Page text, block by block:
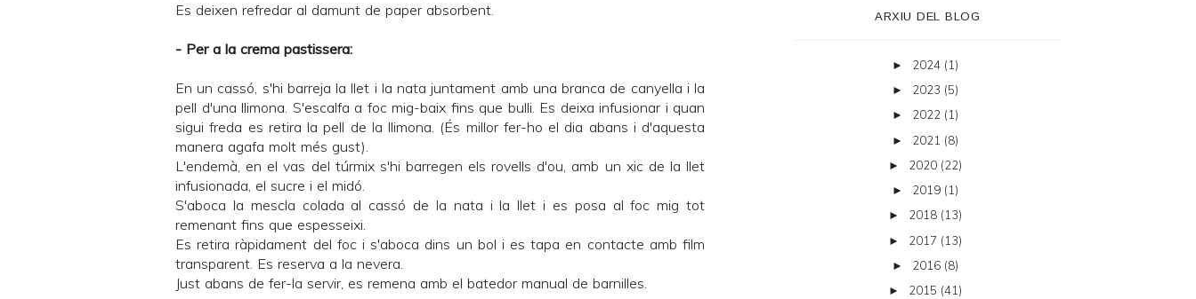
Es deixen refredar al damunt de paper absorbent.
- Per a la crema pastissera:
En un cassó, s'hi barreja la llet i la nata juntament amb una branca de canyella i la
pell d'una llimona. S'escalfa a foc mig-baix fins que bulli. Es deixa infusionar i quan
sigui freda es retira la pell de la llimona. (És millor fer-ho el dia abans i d'aquesta
manera agafa molt més gust).
L'endemà, en el vas del túrmix s'hi barregen els rovells d'ou, amb un xic de la llet
infusionada, el sucre i el midó.
S'aboca la mescla colada al cassó de la nata i la llet i es posa al foc mig tot
remenant fins que espesseixi.
Es retira ràpidament del foc i s'aboca dins un bol i es tapa en contacte amb film
transparent. Es reserva a la nevera.
Just abans de fer-la servir, es remena amb el batedor manual de barnilles.
ARXIU DEL BLOG
► 2024 (1)
► 2023 (5)
► 2022 (1)
► 2021 (8)
► 2020 (22)
► 2019 (1)
► 2018 (13)
► 2017 (13)
► 2016 (8)
► 2015 (41)